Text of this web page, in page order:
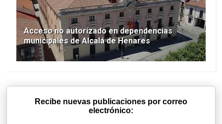
Acceso no autorizado en dependencias
municipales de Alcalá de Henares
Recibe nuevas publicaciones por correo
electrónico: